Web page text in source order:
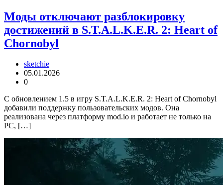
Моды отключают разблокировку
достижений в S.T.A.L.K.E.R. 2: Heart of
Chornobyl
sketchie
05.01.2026
0
С обновлением 1.5 в игру S.T.A.L.K.E.R. 2: Heart of Chornobyl
добавили поддержку пользовательских модов. Она
реализована через платформу mod.io и работает не только на
PC, […]